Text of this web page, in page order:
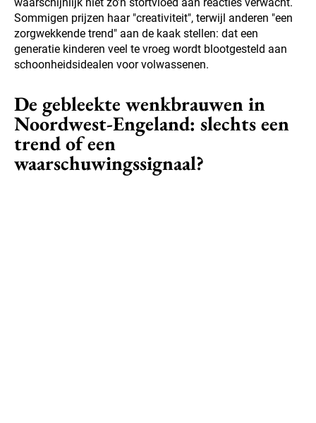
Sommigen prijzen haar "creativiteit", terwijl anderen "een
zorgwekkende trend" aan de kaak stellen: dat een
generatie kinderen veel te vroeg wordt blootgesteld aan
schoonheidsidealen voor volwassenen.
De gebleekte wenkbrauwen in
Noordwest-Engeland: slechts een
trend of een
waarschuwingssignaal?